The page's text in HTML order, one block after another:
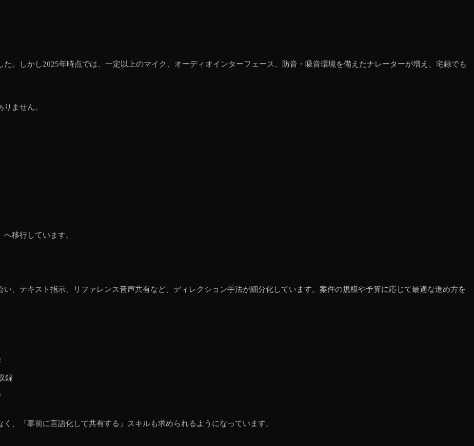
。しかし2025年時点では、一定以上のマイク、オーディオインターフェース、防音・吸音環境を備えたナレーターが増え、宅録でも
ません。
移行しています。
、テキスト指示、リファレンス音声共有など、ディレクション手法が細分化しています。案件の規模や予算に応じて最適な進め方を
録
、「事前に言語化して共有する」スキルも求められるようになっています。